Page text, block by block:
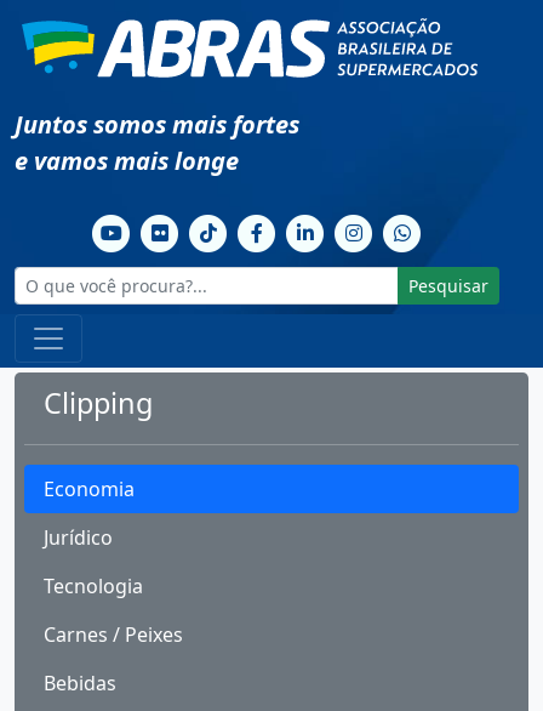
Juntos somos mais fortes
e vamos mais longe
Pesquisar
Clipping
Economia
Jurídico
Tecnologia
Carnes / Peixes
Bebidas